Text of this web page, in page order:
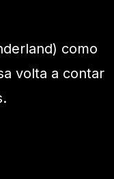
como
volta a contar